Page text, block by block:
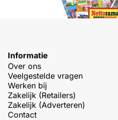
Informatie
Over ons
Veelgestelde vragen
Werken bij
Zakelijk (Retailers)
Zakelijk (Adverteren)
Contact